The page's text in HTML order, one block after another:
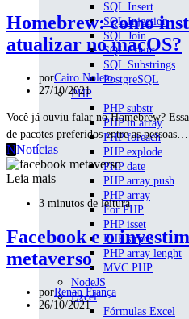
SQL Insert
SQL Injection
SQL Join
SQL Count
SQL Substrings
PostgreSQL
PHP
PHP substr
PHP in array
PHP foreach
PHP explode
PHP date
PHP array push
PHP array
For PHP
PHP isset
PHP strpos
PHP array lenght
MVC PHP
NodeJS
Excel
Fórmulas Excel
Homebrew: como
atualizar no macOS?
porCairo Noleto
27/10/2021
Você já ouviu falar no Homebrew?
de pacotes preferidos entre as pessoas…
NNotícias
Leia mais
3 minutos de leitura
Facebook e o
metaverso
porRenan França
26/10/2021